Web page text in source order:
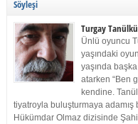
Söyleşi
Turgay
Ünlü oyuncu
yaşındaki
yaşında
atarken “Ben
kendine.
tiyatroyla buluşturmaya
Hükümdar Olmaz dizisinde